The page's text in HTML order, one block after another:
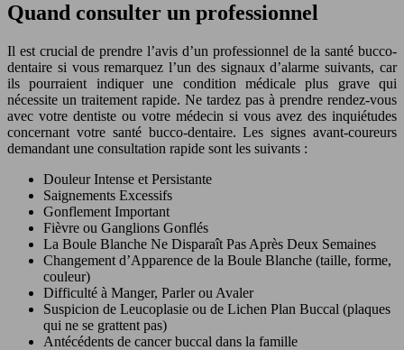
Quand consulter un professionnel
Il est crucial de prendre l’avis d’un professionnel de la santé bucco-
dentaire si vous remarquez l’un des signaux d’alarme suivants, car
ils pourraient indiquer une condition médicale plus grave qui
nécessite un traitement rapide. Ne tardez pas à prendre rendez-vous
avec votre dentiste ou votre médecin si vous avez des inquiétudes
concernant votre santé bucco-dentaire. Les signes avant-coureurs
demandant une consultation rapide sont les suivants :
Douleur Intense et Persistante
Saignements Excessifs
Gonflement Important
Fièvre ou Ganglions Gonflés
La Boule Blanche Ne Disparaît Pas Après Deux Semaines
Changement d’Apparence de la Boule Blanche (taille, forme,
couleur)
Difficulté à Manger, Parler ou Avaler
Suspicion de Leucoplasie ou de Lichen Plan Buccal (plaques
qui ne se grattent pas)
Antécédents de cancer buccal dans la famille